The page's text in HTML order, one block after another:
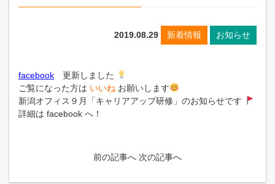
2019.08.29 新着情報 お知らせ
facebook 更新しました
ご覧になった方は いいね お願いします
新潟オフィス９月「キャリアアップ研修」のお知らせです
詳細は facebook へ！
前の記事へ 次の記事へ